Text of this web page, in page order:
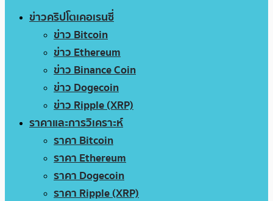
ข่าวคริปโตเคอเรนซี่
ข่าว Bitcoin
ข่าว Ethereum
ข่าว Binance Coin
ข่าว Dogecoin
ข่าว Ripple (XRP)
ราคาและการวิเคราะห์
ราคา Bitcoin
ราคา Ethereum
ราคา Dogecoin
ราคา Ripple (XRP)